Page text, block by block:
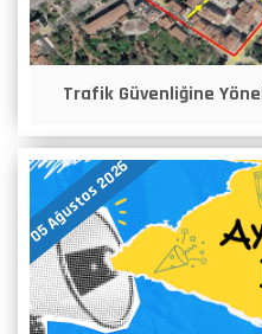
Trafik Güvenliğine
05 Ağustos 2026